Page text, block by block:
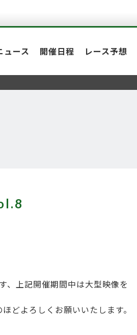
ュース 開催日程 レース予想
、上記開催期間中は大型映像を
どよろしくお願いいたします。